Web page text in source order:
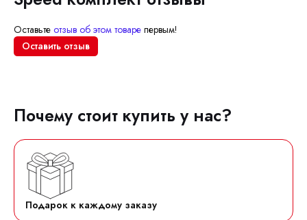
Оставьте отзыв об этом товаре первым!
Оставить отзыв
Почему стоит купить у нас?
Подарок к каждому заказу